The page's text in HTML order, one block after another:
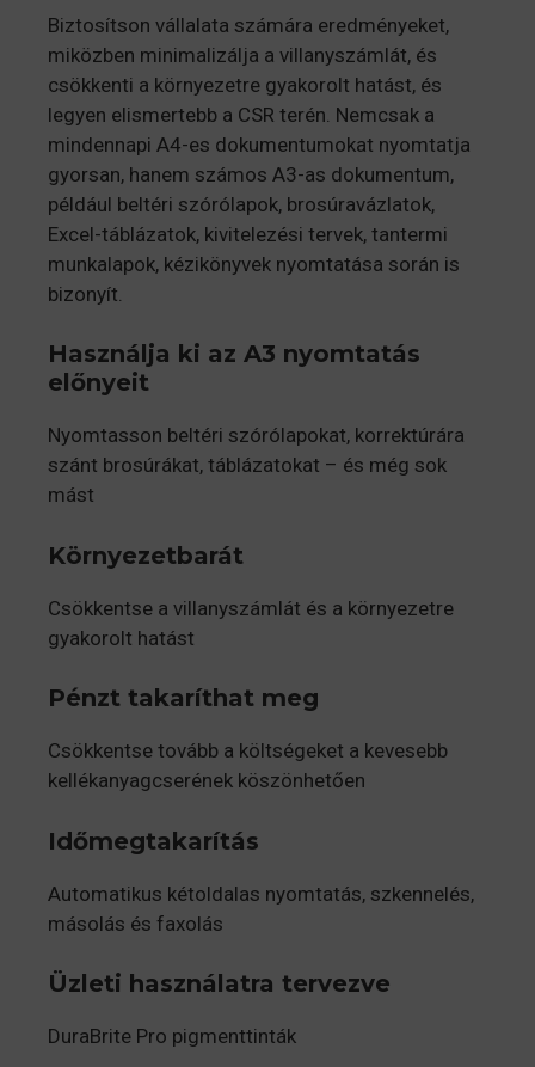
Biztosítson vállalata számára eredményeket,
miközben minimalizálja a villanyszámlát, és
csökkenti a környezetre gyakorolt hatást, és
legyen elismertebb a CSR terén. Nemcsak a
mindennapi A4-es dokumentumokat nyomtatja
gyorsan, hanem számos A3-as dokumentum,
például beltéri szórólapok, brosúravázlatok,
Excel-táblázatok, kivitelezési tervek, tantermi
munkalapok, kézikönyvek nyomtatása során is
bizonyít.
Használja ki az A3 nyomtatás
előnyeit
Nyomtasson beltéri szórólapokat, korrektúrára
szánt brosúrákat, táblázatokat – és még sok
mást
Környezetbarát
Csökkentse a villanyszámlát és a környezetre
gyakorolt hatást
Pénzt takaríthat meg
Csökkentse tovább a költségeket a kevesebb
kellékanyagcserének köszönhetően
Időmegtakarítás
Automatikus kétoldalas nyomtatás, szkennelés,
másolás és faxolás
Üzleti használatra tervezve
DuraBrite Pro pigmenttinták